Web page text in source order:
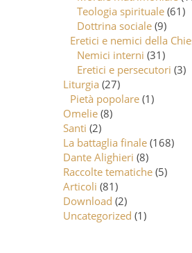
Teologia spirituale (61)
Dottrina sociale (9)
Eretici e nemici della
Nemici interni (31)
Eretici e persecutori (3)
Liturgia (27)
Pietà popolare (1)
Omelie (8)
Santi (2)
La battaglia finale (168)
Dante Alighieri (8)
Raccolte tematiche (5)
Articoli (81)
Download (2)
Uncategorized (1)